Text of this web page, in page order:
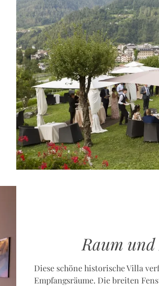
Raum und
Diese schöne historische Villa
Empfangsräume. Die breiten